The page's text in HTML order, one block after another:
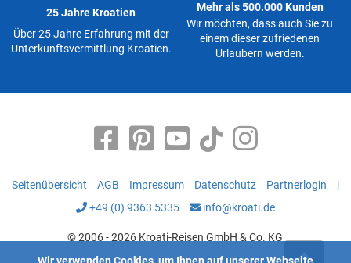
25 Jahre Kroatien
Über 25 Jahre Erfahrung mit der
Unterkunftsvermittlung Kroatien.
Mehr als 500.000 Kunden
Wir möchten, dass auch Sie zu
einem dieser zufriedenen
Urlaubern werden.
Seitenübersicht AGB Impressum Datenschutz Partnerlogin
|
+49 (0) 9363 5335
info@kroati.de
© 2006 - 2026 Kroati-Reisen GmbH & Co. KG